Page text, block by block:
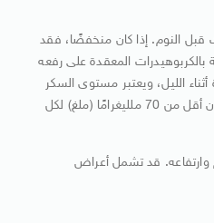
النوم. إذا كان منخفضًا، فقد
المعقدة على رفعه
الليل، ويعتبر مستوى السكر
في الدم منخفضًا جدًا عادةً إذا كان أقل من 70 ملليغرامًا (ملغ) لكل
وارتفاعه. قد تشمل أعراض